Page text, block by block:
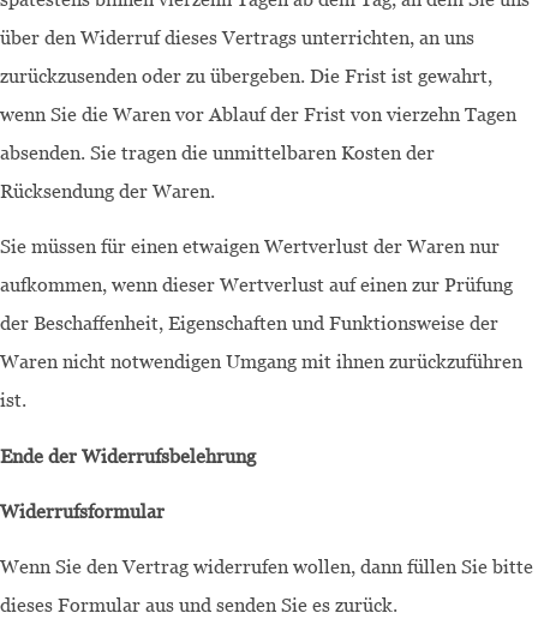
über den Widerruf dieses Vertrags unterrichten, an uns
zurückzusenden oder zu übergeben. Die Frist ist gewahrt,
wenn Sie die Waren vor Ablauf der Frist von vierzehn Tagen
absenden. Sie tragen die unmittelbaren Kosten der
Rücksendung der Waren.
Sie müssen für einen etwaigen Wertverlust der Waren nur
aufkommen, wenn dieser Wertverlust auf einen zur Prüfung
der Beschaffenheit, Eigenschaften und Funktionsweise der
Waren nicht notwendigen Umgang mit ihnen zurückzuführen
ist.
Ende der Widerrufsbelehrung
Widerrufsformular
Wenn Sie den Vertrag widerrufen wollen, dann füllen Sie bitte
dieses Formular aus und senden Sie es zurück.